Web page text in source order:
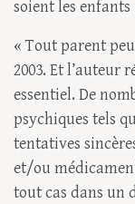
soient les enfants
« Tout parent
2003. Et l’auteur
essentiel. De
psychiques tels
tentatives
et/ou
tout cas dans un